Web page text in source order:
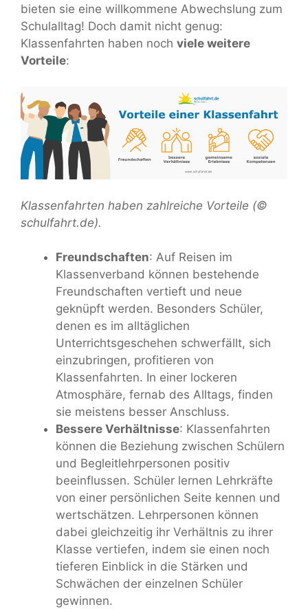
bieten sie eine willkommene Abwechslung zum
Schulalltag! Doch damit nicht genug:
Klassenfahrten haben noch viele weitere
Vorteile:
Klassenfahrten haben zahlreiche Vorteile (©
schulfahrt.de).
Freundschaften: Auf Reisen im
Klassenverband können bestehende
Freundschaften vertieft und neue
geknüpft werden. Besonders Schüler,
denen es im alltäglichen
Unterrichtsgeschehen schwerfällt, sich
einzubringen, profitieren von
Klassenfahrten. In einer lockeren
Atmosphäre, fernab des Alltags, finden
sie meistens besser Anschluss.
Bessere Verhältnisse: Klassenfahrten
können die Beziehung zwischen Schülern
und Begleitlehrpersonen positiv
beeinflussen. Schüler lernen Lehrkräfte
von einer persönlichen Seite kennen und
wertschätzen. Lehrpersonen können
dabei gleichzeitig ihr Verhältnis zu ihrer
Klasse vertiefen, indem sie einen noch
tieferen Einblick in die Stärken und
Schwächen der einzelnen Schüler
gewinnen.